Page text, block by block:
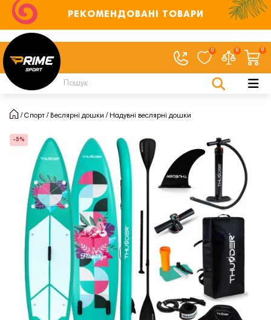
РЕКОМЕНДОВАНІ ТОВАРИ
0 0 0
Спорт Веслярні дошки Надувні веслярні дошки
-5%